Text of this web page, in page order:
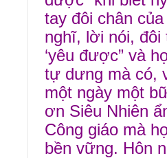
tay đôi chân
nghĩ, lời nói, đôi
‘yêu được” và
tự dưng mà có,
một ngày một
ơn Siêu Nhiên
Công giáo mà
bền vững. Hôn